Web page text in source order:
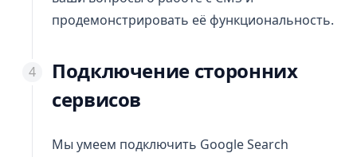
продемонстрировать её функциональность.
Подключение сторонних
сервисов
Мы умеем подключить Google Search